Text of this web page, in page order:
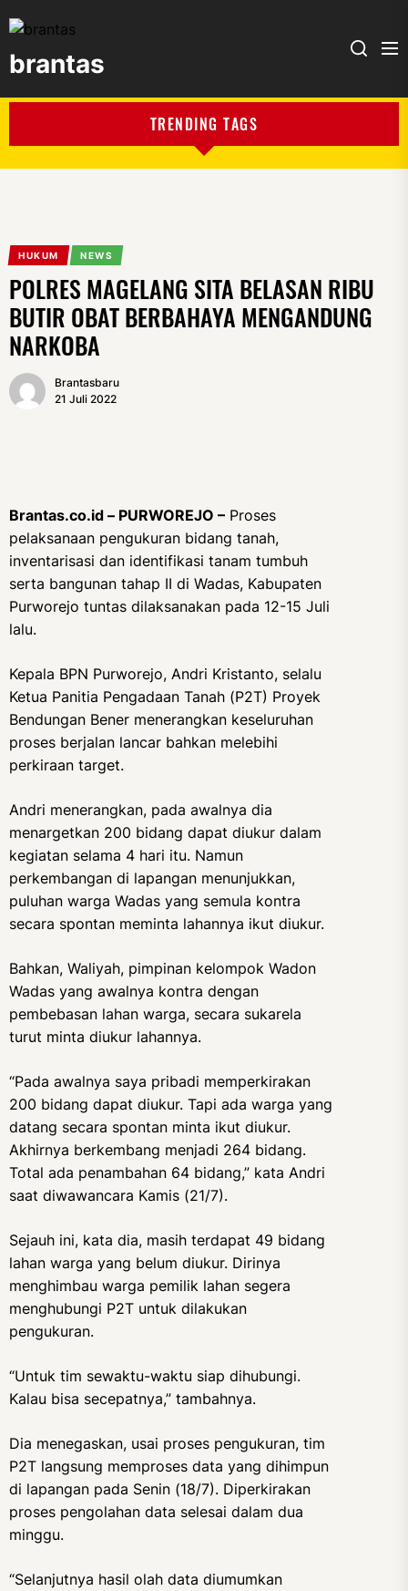
brantas
TRENDING TAGS
HUKUM NEWS
POLRES MAGELANG SITA BELASAN RIBU
BUTIR OBAT BERBAHAYA MENGANDUNG
NARKOBA
Brantasbaru
21 Juli 2022
Brantas.co.id – PURWOREJO – Proses
pelaksanaan pengukuran bidang tanah,
inventarisasi dan identifikasi tanam tumbuh
serta bangunan tahap II di Wadas, Kabupaten
Purworejo tuntas dilaksanakan pada 12-15 Juli
lalu.
Kepala BPN Purworejo, Andri Kristanto, selalu
Ketua Panitia Pengadaan Tanah (P2T) Proyek
Bendungan Bener menerangkan keseluruhan
proses berjalan lancar bahkan melebihi
perkiraan target.
Andri menerangkan, pada awalnya dia
menargetkan 200 bidang dapat diukur dalam
kegiatan selama 4 hari itu. Namun
perkembangan di lapangan menunjukkan,
puluhan warga Wadas yang semula kontra
secara spontan meminta lahannya ikut diukur.
Bahkan, Waliyah, pimpinan kelompok Wadon
Wadas yang awalnya kontra dengan
pembebasan lahan warga, secara sukarela
turut minta diukur lahannya.
“Pada awalnya saya pribadi memperkirakan
200 bidang dapat diukur. Tapi ada warga yang
datang secara spontan minta ikut diukur.
Akhirnya berkembang menjadi 264 bidang.
Total ada penambahan 64 bidang,” kata Andri
saat diwawancara Kamis (21/7).
Sejauh ini, kata dia, masih terdapat 49 bidang
lahan warga yang belum diukur. Dirinya
menghimbau warga pemilik lahan segera
menghubungi P2T untuk dilakukan
pengukuran.
“Untuk tim sewaktu-waktu siap dihubungi.
Kalau bisa secepatnya,” tambahnya.
Dia menegaskan, usai proses pengukuran, tim
P2T langsung memproses data yang dihimpun
di lapangan pada Senin (18/7). Diperkirakan
proses pengolahan data selesai dalam dua
minggu.
“Selanjutnya hasil olah data diumumkan